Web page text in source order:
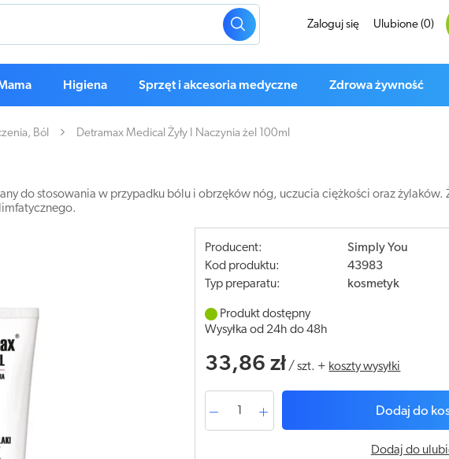
Zaloguj się Ulubione (0)
Higiena Sprzęt i akcesoria medyczne Zdrowa żywność
Ból Detramax Medical Żyły I Naczynia żel 100ml
do stosowania w przypadku bólu i obrzęków nóg, uczucia ciężkości oraz żylaków.
Producent:
Simply You
Kod produktu:
43983
Typ preparatu:
kosmetyk
Produkt dostępny
Wysyłka od 24h do 48h
33,86 zł /szt. + koszty wysyłki
Dodaj do
Dodaj do